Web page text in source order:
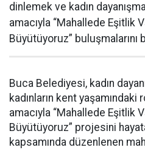
dinlemek ve kadın
amacıyla “Mahallede Eşitlik
Büyütüyoruz” buluşmalarını
Buca Belediyesi, kadın
kadınların kent
amacıyla “Mahallede Eşitlik
Büyütüyoruz” projesini
kapsamında düzenlenen